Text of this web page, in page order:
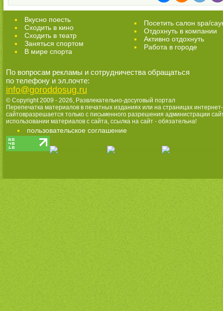
Вкусно поесть
Сходить в кино
Cходить в театр
Заняться спортом
В мире спорта
Посетить салон spa/
Отдохнуть в компании
Активно отдохнуть
Работа в городе
По вопросам рекламы и сотрудничества обращаться
по телефону и эл.почте:
info@goroddosug.ru
© Copyright 2009 - 2026, Развлекательно-досуговый портал
Перепечатка материалов в печатных изданиях или на страницах интернет-
сайтовразрешается только с письменного разрешения администрации
использовании материалов с сайта, ссылка на сайт - обязательна!
пользовательское соглашение